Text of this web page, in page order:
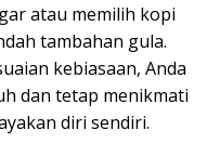
atau memilih kopi
tambahan gula.
kebiasaan, Anda
dan tetap menikmati
diri sendiri.